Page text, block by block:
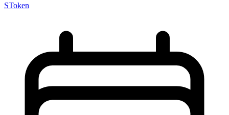
SToken